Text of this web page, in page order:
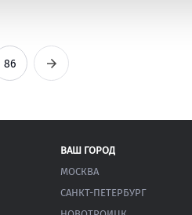
86 Следующая
ВАШ ГОРОД
МОСКВА
САНКТ-ПЕТЕРБУРГ